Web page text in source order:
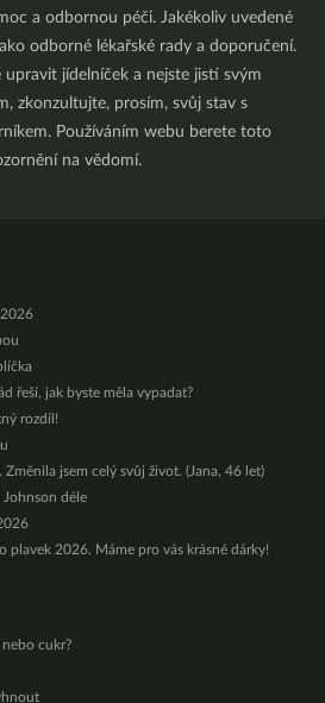
a odbornou péči. Jakékoliv uvedené
odborné lékařské rady a doporučení.
upravit jídelníček a nejste jistí svým
zkonzultujte, prosím, svůj stav s
Používáním webu berete toto
na vědomí.
řeší, jak byste měla vypadat?
rozdíl!
jsem celý svůj život. (Jana, 46 let)
Johnson déle
plavek 2026. Máme pro vás krásné dárky!
cukr?